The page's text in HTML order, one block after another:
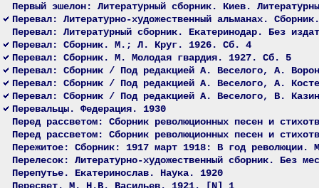
Первый эшелон: Литературный сборник. Киев.
Перевал: Литературно-художественный альманах.
Перевал: Литературный сборник. Екатеринодар. Без
Перевал: Сборник. М.; Л. Круг. 1926. Сб. 4
Перевал: Сборник. М. Молодая гвардия. 1927. Сб. 5
Перевал: Сборник / Под редакцией А. Веселого, А.
Перевал: Сборник / Под редакцией А. Веселого, А.
Перевал: Сборник / Под редакцией А. Веселого, В.
Перевальцы. Федерация. 1930
Перед рассветом: Сборник революционных песен и
Перед рассветом: Сборник революционных песен и
Пережитое: Сборник: 1917 март 1918: В год
Перелесок: Литературно-художественный сборник. Без
Перепутье. Екатеринослав. Наука. 1920